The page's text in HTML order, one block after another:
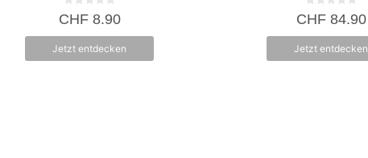
0
v
5
CHF8.90
Jetzt entdecken
0
v
5
CHF84.90
Jetzt entdecken